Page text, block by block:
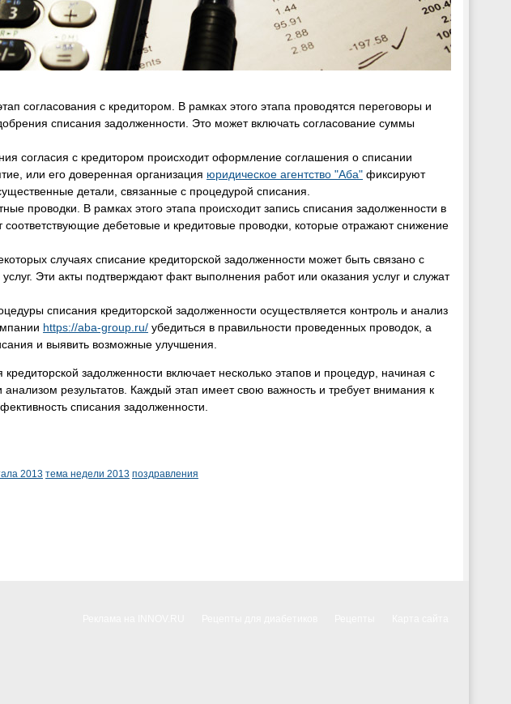
согласования с кредитором. В рамках этого этапа проводятся переговоры и
списания задолженности. Это может включать согласование суммы
согласия с кредитором происходит оформление соглашения о списании
или его доверенная организация юридическое агентство "Аба" фиксируют
детали, связанные с процедурой списания.
проводки. В рамках этого этапа происходит запись списания задолженности в
соответствующие дебетовые и кредитовые проводки, которые отражают снижение
случаях списание кредиторской задолженности может быть связано с
Эти акты подтверждают факт выполнения работ или оказания услуг и служат
списания кредиторской задолженности осуществляется контроль и анализ
https://aba-group.ru/ убедиться в правильности проведенных проводок, а
и выявить возможные улучшения.
задолженности включает несколько этапов и процедур, начиная с
результатов. Каждый этап имеет свою важность и требует внимания к
списания задолженности.
2013 тема недели 2013 поздравления